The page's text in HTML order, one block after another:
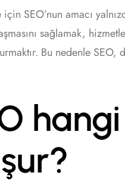
için SEO’nun amacı
sağlamak,
Bu nedenle